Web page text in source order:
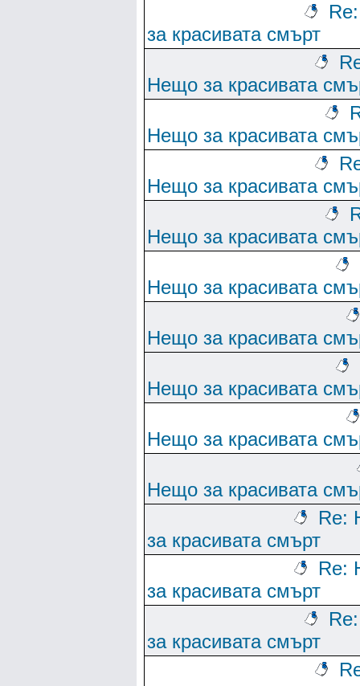
за красивата смърт
Нещо за красивата
Нещо за красивата
Нещо за красивата
Нещо за красивата
Нещо за красивата
Нещо за красивата
Нещо за красивата
Нещо за красивата
Нещо за красивата
Re:
за красивата смърт
Re:
за красивата смърт
за красивата смърт